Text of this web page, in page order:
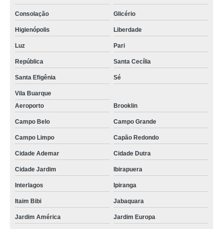
Consolação Glicério
Higienópolis Liberdade
Luz Pari
República Santa Cecília
Santa Efigênia Sé
Vila Buarque
Aeroporto
Brooklin
Campo Belo Campo Grande
Campo Limpo Capão Redondo
Cidade Ademar Cidade Dutra
Cidade Jardim Ibirapuera
Interlagos Ipiranga
Itaim Bibi Jabaquara
Jardim América Jardim Europa